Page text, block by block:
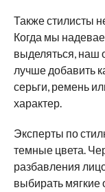
Также стилисты
Когда мы
выделяться, наш
лучше добавить
серьги, ремень
характер.
Эксперты по
темные цвета.
разбавления
выбирать мягкие